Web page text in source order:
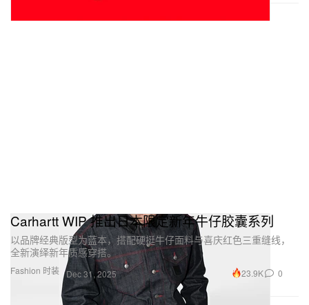
Fashion 时装
Carhartt WIP 推出日本限定新年牛仔胶囊系列
以品牌经典版型为蓝本，搭配硬挺牛仔面料与喜庆红色三重缝线，
全新演绎新年质感穿搭。
Dec 31, 2025 23.9K 0